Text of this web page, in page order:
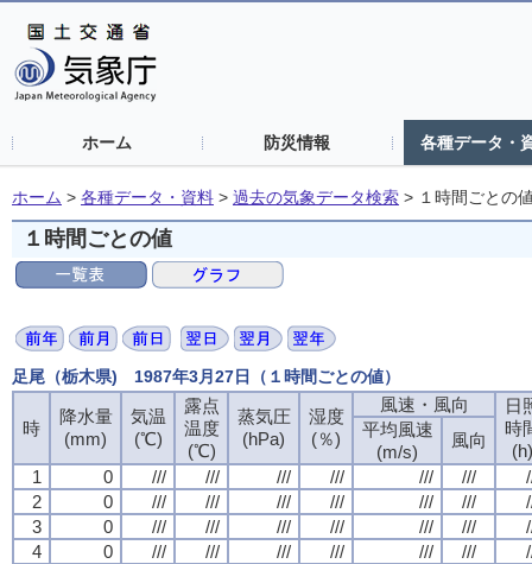
ホーム 防災情報 各種データ・
ホーム > 各種データ・資料 > 過去の気象データ検索 > １時間ごとの
１時間ごとの値
足尾（栃木県) 1987年3月27日（１時間ごとの値）
時
降水量
(mm)
気温
(℃)
露点
温度
(℃)
蒸気圧
(hPa)
湿度
(％)
風速・風向
日
時
(h)
平均風速
(m/s)
風向
1
0 /// /// /// /// /// ///
2
0 /// /// /// /// /// ///
3
0 /// /// /// /// /// ///
4
0 /// /// /// /// /// ///